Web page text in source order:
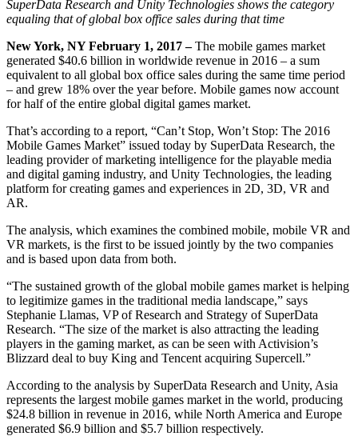
Perspectivas post-lanzamiento y operaciones de juego en vivo
Expande
Adquisición de usuarios
Hazte descubrir y adquiere usuarios móviles
Compras dentro de la aplicación
Gestionar las IAP dentro de la aplicación en tiendas físicas y en el
canal directo al consumidor (D2C).
Monetización
Publicitar con Unity
Monetizar con Unity
Casos de uso
Juegos móviles
Crea y expande éxitos móviles con Unity
Juegos independientes
Lanza grandes juegos con equipos pequeños
Juegos XR
Lanza juegos XR en múltiples plataformas
Juegos multijugador
Transforma las experiencias en tienda en experiencias en línea
Industria automotriz
Impulsar la innovación y las experiencias en el automóvil
Ver todas las industrias
Información útil
Casos de estudio
Historias de éxito en el mundo real
Guías de mejores prácticas
Consejos y trucos de expertos
Demostraciones
Demostraciones, muestras y bloques de construcción
Todos los recursos
Novedades
Actualizaciones, información y consejos técnicos
Novedades
Noticias, historias y centro de prensa
Únete a desarrolladores, creadores e insiders
Premios Unity
Celebrando a los creadores de Unity en todo el mundo
Consejos prácticos y mejores prácticas
Educación
Para estudiantes
Impulsa tu carrera
Para docentes
Potencia tu enseñanza
Licencia gratuita para fines educativos
Lleva el poder de Unity a tu institución
Certificaciones
Demuestra tu dominio de Unity
SuperData Research and Unity Technologies shows the category
equaling that of global box office sales during that time
New York, NY February 1, 2017 –The mobile games market
generated $40.6 billion in worldwide revenue in 2016 – a sum
equivalent to all global box office sales during the same time period
– and grew 18% over the year before. Mobile games now account
for half of the entire global digital games market.
That’s according to a report, “Can’t Stop, Won’t Stop: The 2016
Mobile Games Market” issued today by SuperData Research, the
leading provider of marketing intelligence for the playable media
and digital gaming industry, and Unity Technologies, the leading
platform for creating games and experiences in 2D, 3D, VR and
AR.
The analysis, which examines the combined mobile, mobile VR and
VR markets, is the first to be issued jointly by the two companies
and is based upon data from both.
“The sustained growth of the global mobile games market is helping
to legitimize games in the traditional media landscape,” says
Stephanie Llamas, VP of Research and Strategy of SuperData
Research. “The size of the market is also attracting the leading
players in the gaming market, as can be seen with Activision’s
Blizzard deal to buy King and Tencent acquiring Supercell.”
According to the analysis by SuperData Research and Unity, Asia
represents the largest mobile games market in the world, producing
$24.8 billion in revenue in 2016, while North America and Europe
generated $6.9 billion and $5.7 billion respectively.